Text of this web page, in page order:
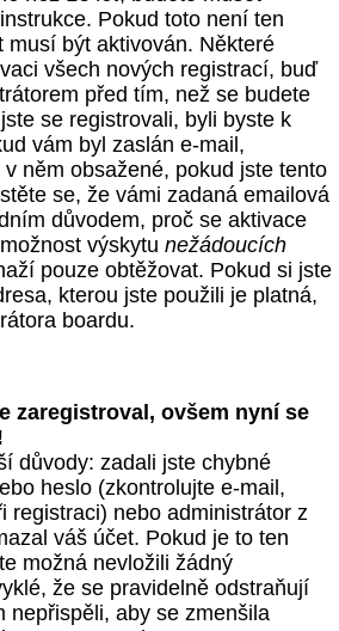
Pokud toto není ten
musí být aktivován. Některé
všech nových registrací, buď
před tím, než se budete
se registrovali, byli byste k
vám byl zaslán e-mail,
něm obsažené, pokud jste tento
se, že vámi zadaná emailová
důvodem, proč se aktivace
výskytu nežádoucích
pouze obtěžovat. Pokud si jste
kterou jste použili je platná,
boardu.
zaregistroval, ovšem nyní se
důvody: zadali jste chybné
heslo (zkontrolujte e-mail,
registraci) nebo administrátor z
váš účet. Pokud je to ten
možná nevložili žádný
že se pravidelně odstraňují
nepřispěli, aby se zmenšila